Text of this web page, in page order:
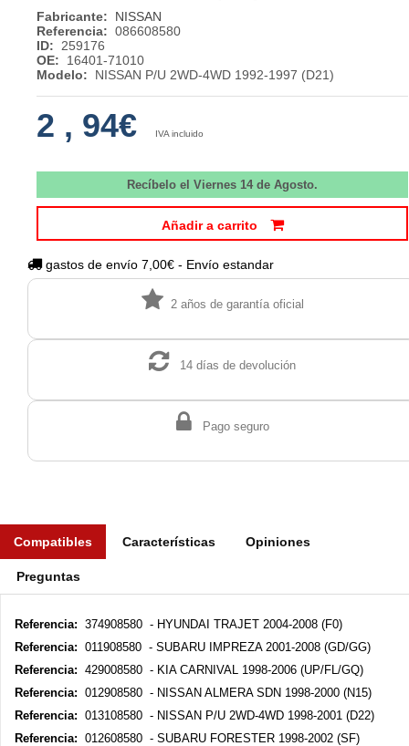
Fabricante:
NISSAN
Referencia: 086608580
ID:
259176
OE:
16401-71010
Modelo:
NISSAN P/U 2WD-4WD 1992-1997 (D21)
2 , 94€ IVA incluido
Recíbelo el Viernes 14 de Agosto.
Añadir a carrito
gastos de envío 7,00€ - Envío estandar
2 años de garantía oficial
14 días de devolución
Pago seguro
Compatibles Características Opiniones
Preguntas
Referencia: 374908580 - HYUNDAI TRAJET 2004-2008 (F0)
Referencia: 011908580 - SUBARU IMPREZA 2001-2008 (GD/GG)
Referencia: 429008580 - KIA CARNIVAL 1998-2006 (UP/FL/GQ)
Referencia: 012908580 - NISSAN ALMERA SDN 1998-2000 (N15)
Referencia: 013108580 - NISSAN P/U 2WD-4WD 1998-2001 (D22)
Referencia: 012608580 - SUBARU FORESTER 1998-2002 (SF)